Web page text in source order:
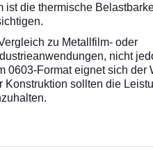
die thermische
zu Metallfilm- oder
nicht
0603-Format eignet sich der
sollten die